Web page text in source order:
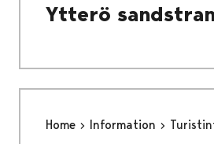
Ytterö
Home Information